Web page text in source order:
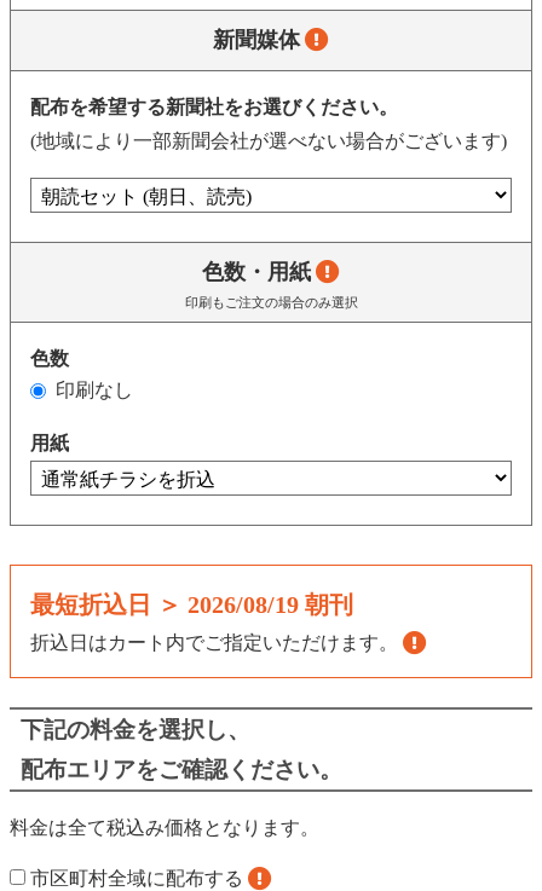
新聞媒体
配布を希望する新聞社をお選びください。
(地域により一部新聞会社が選べない場合がございます)
色数・用紙
印刷もご注文の場合のみ選択
色数
印刷なし
用紙
最短折込日 ＞ 2026/08/19 朝刊
折込日はカート内でご指定いただけます。
下記の料金を選択し、
配布エリアをご確認ください。
料金は全て税込み価格となります。
市区町村全域に配布する